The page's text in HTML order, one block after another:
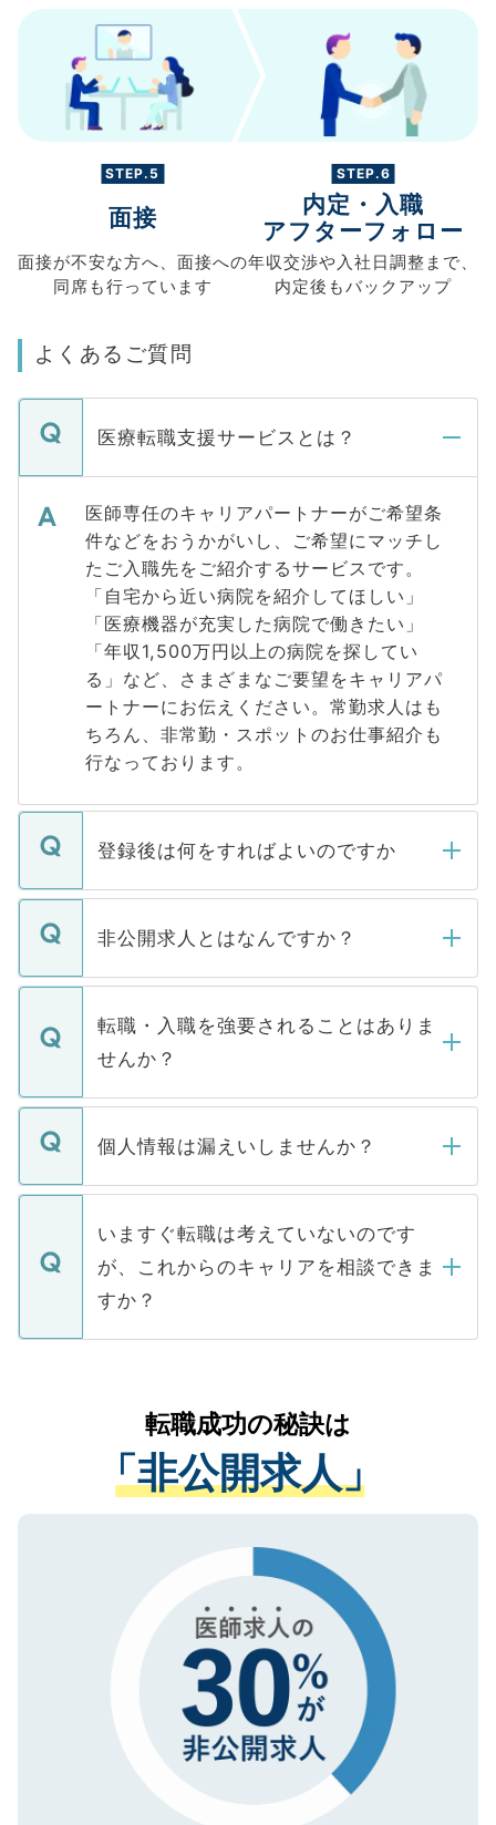
STEP.5
面接
面接が不安な方へ、 面接への
同席も行っています
STEP.6
内定・入職
アフターフォロー
年収交渉や入社日調整まで、
内定後もバックアップ
よくあるご質問
医療転職支援サービスとは？
医師専任のキャリアパートナーがご希望条
件などをおうかがいし、ご希望にマッチし
たご入職先をご紹介するサービスです。
「自宅から近い病院を紹介してほしい」
「医療機器が充実した病院で働きたい」
「年収1,500万円以上の病院を探してい
る」など、さまざまなご要望をキャリアパ
ートナーにお伝えください。常勤求人はも
ちろん、非常勤・スポットのお仕事紹介も
行なっております。
登録後は何をすればよいのですか
ご登録いただきましたら、弊社担当者がご
登録内容を確認し、その後メールもしくは
ます。通常、5営業日以内にはご連絡をせて
いただきますので、しばらくお待ちくださ
非公開求人とはなんですか？
マイナビDOCTORで取り扱っている求人の
うち約3割は、Webサイトからご覧いただ
けない「非公開求人」です。非公開求人は
下記の理由によって、一般には公開してい
ません。
■応募殺到を避けるため 人気のある医療機
関を公にしてしまうと、応募が殺到する場
に、医療機関が求める条件に合った人材の
みを人材紹介会社に依頼するケースが増え
ています。
転職・入職を強要されることはありま
せんか？
転職・入職を強要することは一切ありませ
ん。また、仮に応募先から内定をいただい
定を承諾する必要はありません。内定先へ
の辞退の連絡はキャリアパートナーが行い
個人情報は漏えいしませんか？
個人情報が漏えいすることはありませんの
で、ご安心ください。当サイトからの登録
などで収集したご登録者様の個人情報は、
ご本人のキャリアアップおよび転職活動の
支援を目的に使用いたします。お預かりし
ているすべての個人データはご本人の許可
は、個人情報の取り扱いについての厳密な
管理基準を満たした事業者のみに付与され
る、プライバシーマークを取得済みです。
で、機密保持に関してもご安心ください。
いますぐ転職は考えていないのです
が、これからのキャリアを相談できま
すか？
かがいして、現在の医療機関の状況や紹介
経験をまじえながら、適切なアドバイスを
させていただきます。すぐにご転職をされ
ない方には、長期的なサポートが可能です
ので、まずはご登録ください。
転職成功の秘訣は
「非公開求人」